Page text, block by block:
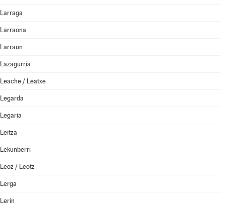
Larraga
Larraona
Larraun
Lazagurría
Leache / Leatxe
Legarda
Legaria
Leitza
Lekunberri
Leoz / Leotz
Lerga
Lerín